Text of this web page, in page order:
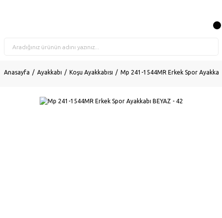
Anasayfa Ayakkabı Koşu Ayakkabısı Mp 241-1544MR Erkek Spor